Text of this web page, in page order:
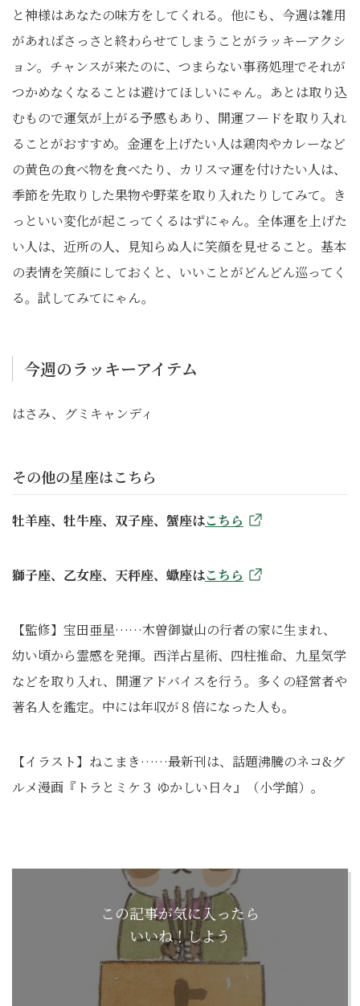
と神様はあなたの味方をしてくれる。他にも、今週は雑用
があればさっさと終わらせてしまうことがラッキーアクシ
ョン。チャンスが来たのに、つまらない事務処理でそれが
つかめなくなることは避けてほしいにゃん。あとは取り込
むもので運気が上がる予感もあり、開運フードを取り入れ
ることがおすすめ。金運を上げたい人は鶏肉やカレーなど
の黄色の食べ物を食べたり、カリスマ運を付けたい人は、
季節を先取りした果物や野菜を取り入れたりしてみて。き
っといい変化が起こってくるはずにゃん。全体運を上げた
い人は、近所の人、見知らぬ人に笑顔を見せること。基本
の表情を笑顔にしておくと、いいことがどんどん巡ってく
る。試してみてにゃん。
今週のラッキーアイテム
はさみ、グミキャンディ
その他の星座はこちら
牡羊座、牡牛座、双子座、蟹座はこちら
獅子座、乙女座、天秤座、蠍座はこちら
【監修】宝田亜星……木曽御嶽山の行者の家に生まれ、
幼い頃から霊感を発揮。西洋占星術、四柱推命、九星気学
などを取り入れ、開運アドバイスを行う。多くの経営者や
著名人を鑑定。中には年収が８倍になった人も。
【イラスト】ねこまき……最新刊は、話題沸騰のネコ&グ
ルメ漫画『トラとミケ３ ゆかしい日々』（小学館）。
この記事が気に入ったら
いいね！しよう